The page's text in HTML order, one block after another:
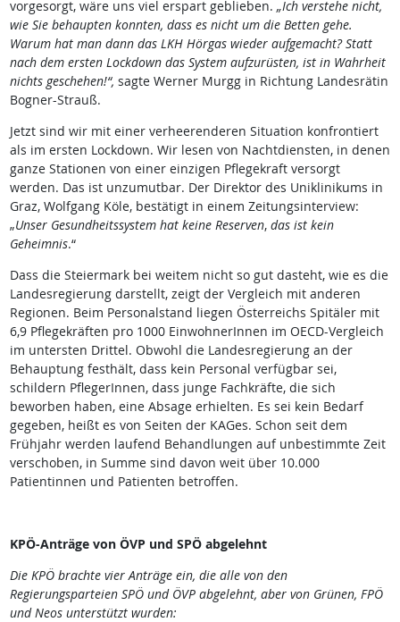
vorgesorgt, wäre uns viel erspart geblieben. „Ich verstehe nicht,
wie Sie behaupten konnten, dass es nicht um die Betten gehe.
Warum hat man dann das LKH Hörgas wieder aufgemacht? Statt
nach dem ersten Lockdown das System aufzurüsten, ist in Wahrheit
nichts geschehen!“, sagte Werner Murgg in Richtung Landesrätin
Bogner-Strauß.
Jetzt sind wir mit einer verheerenderen Situation konfrontiert
als im ersten Lockdown. Wir lesen von Nachtdiensten, in denen
ganze Stationen von einer einzigen Pflegekraft versorgt
werden. Das ist unzumutbar. Der Direktor des Uniklinikums in
Graz, Wolfgang Köle, bestätigt in einem Zeitungsinterview:
„Unser Gesundheitssystem hat keine Reserven, das ist kein
Geheimnis.“
Dass die Steiermark bei weitem nicht so gut dasteht, wie es die
Landesregierung darstellt, zeigt der Vergleich mit anderen
Regionen. Beim Personalstand liegen Österreichs Spitäler mit
6,9 Pflegekräften pro 1000 EinwohnerInnen im OECD-Vergleich
im untersten Drittel. Obwohl die Landesregierung an der
Behauptung festhält, dass kein Personal verfügbar sei,
schildern PflegerInnen, dass junge Fachkräfte, die sich
beworben haben, eine Absage erhielten. Es sei kein Bedarf
gegeben, heißt es von Seiten der KAGes. Schon seit dem
Frühjahr werden laufend Behandlungen auf unbestimmte Zeit
verschoben, in Summe sind davon weit über 10.000
Patientinnen und Patienten betroffen.
KPÖ-Anträge von ÖVP und SPÖ abgelehnt
Die KPÖ brachte vier Anträge ein, die alle von den
Regierungsparteien SPÖ und ÖVP abgelehnt, aber von Grünen, FPÖ
und Neos unterstützt wurden: